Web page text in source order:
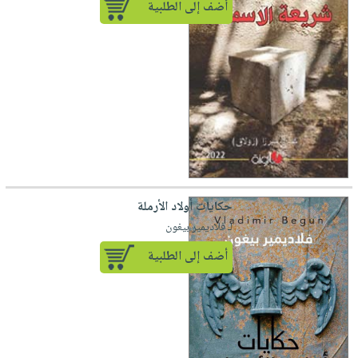
أضف إلى الطلبية
حكايات أولاد الأرملة
لـ فلاديمير بيغون
أضف إلى الطلبية